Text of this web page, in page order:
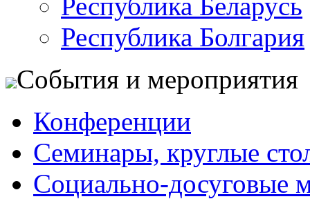
Республика Болгария
События и мероприятия
Конференции
Семинары, круглые
Социально-досуговые